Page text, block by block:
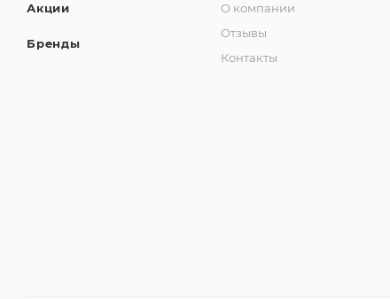
Акции
Бренды
О компании
Отзывы
Контакты